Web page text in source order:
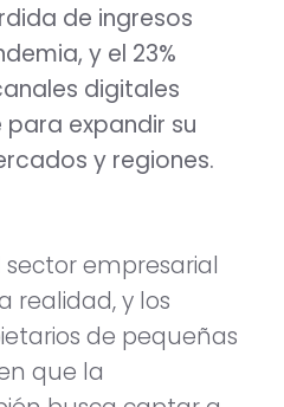
de ingresos
y el 23%
digitales
expandir su
y regiones.
sector empresarial
realidad, y los
de pequeñas
que la